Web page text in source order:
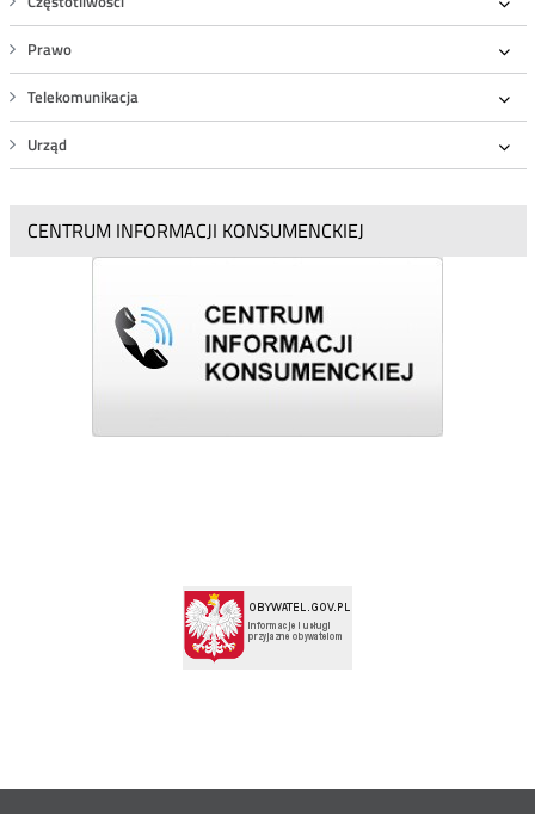
Prawo
Telekomunikacja
Urząd
CENTRUM INFORMACJI KONSUMENCKIEJ